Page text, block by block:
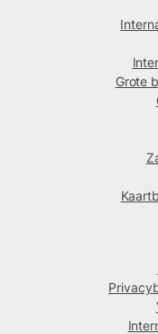
Grote